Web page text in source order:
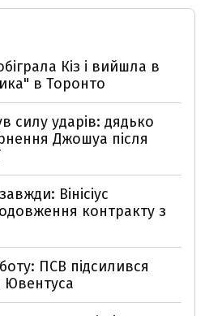
Кіз і вийшла в
в Торонто
силу ударів: дядько
Джошуа після
Вінісіус
контракту з
ПСВ підсилився
Ювентуса